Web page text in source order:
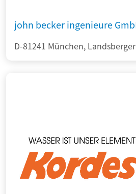
john becker ingenieure
D-81241 München,